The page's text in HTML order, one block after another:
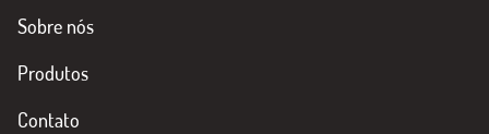
Sobre nós
Produtos
Contato